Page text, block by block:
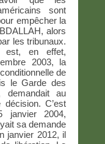
sont
empêcher la
alors
les tribunaux.
est, en effet,
2003, la
de
le Garde des
demandait au
C’est
janvier 2004,
sa demande
janvier 2012, il